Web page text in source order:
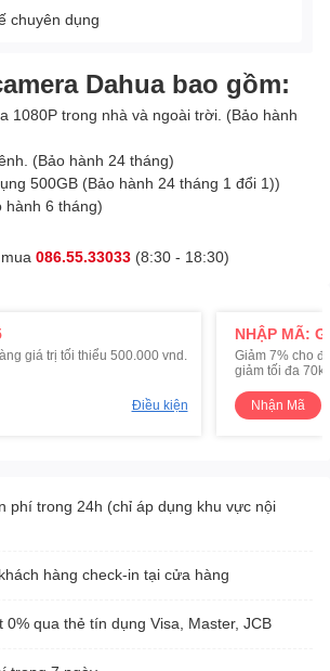
chuyên dụng
Dahua bao gồm:
1080P trong nhà và ngoài trời. (Bảo hành
(Bảo hành 24 tháng)
500GB (Bảo hành 24 tháng 1 đổi 1))
hành 6 tháng)
086.55.33033(8:30 - 18:30)
giá trị tối thiểu 500.000 vnd.
Điều kiện
NHẬP MÃ:
Giảm 7% cho
giảm tối đa 70k
Nhận Mã
phí trong 24h (chỉ áp dụng khu vực nội
hàng check-in tại cửa hàng
0% qua thẻ tín dụng Visa, Master, JCB